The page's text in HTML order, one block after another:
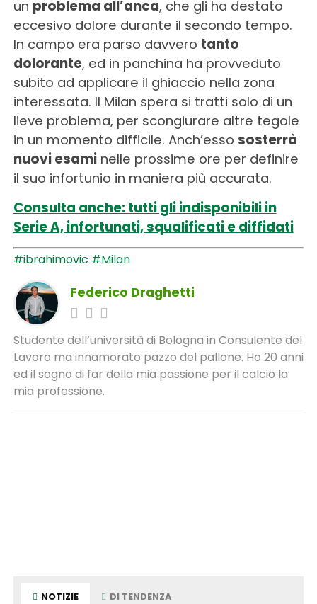
un problema all’anca, che gli ha destato
eccesivo dolore durante il secondo tempo.
In campo era parso davvero tanto
dolorante, ed in panchina ha provveduto
subito ad applicare il ghiaccio nella zona
interessata. Il Milan spera si tratti solo di un
lieve problema, per scongiurare altre tegole
in un momento difficile. Anch’esso sosterrà
nuovi esaminelle prossime ore per definire
il suo infortunio in maniera più accurata.
Consulta anche: tutti gli indisponibili in
Serie A, infortunati, squalificati e diffidati
#ibrahimovic #Milan
Federico Draghetti
Studente dell’università di Bologna in Consulente del
Lavoro ma innamorato pazzo del pallone. Ho 20 anni
ed il sogno di far della mia passione per il calcio la
mia professione.
NOTIZIE DI TENDENZA